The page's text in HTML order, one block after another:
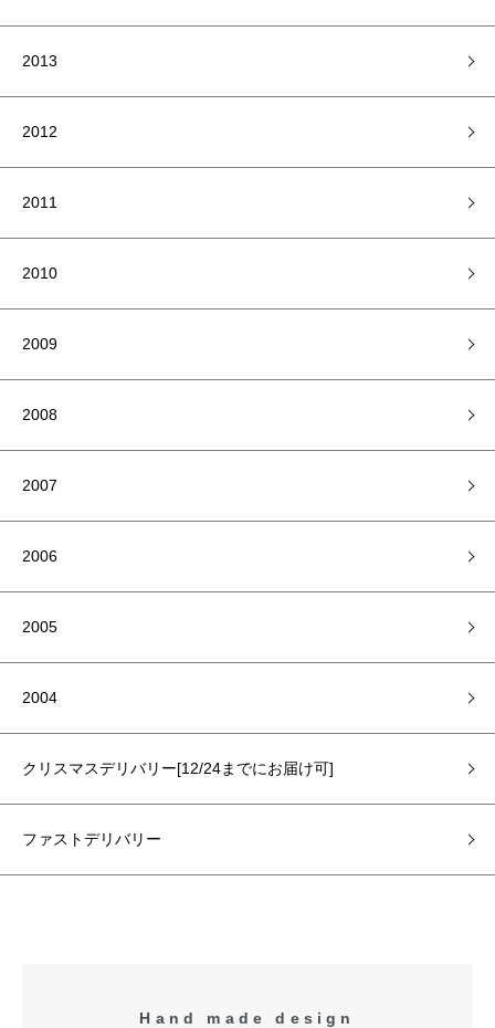
2013
2012
2011
2010
2009
2008
2007
2006
2005
2004
クリスマスデリバリー[12/24までにお届け可]
ファストデリバリー
Hand made design